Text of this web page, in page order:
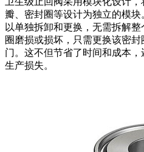
瓣、密封圈等设计为独立的模
以单独拆卸和更换，无需拆解
圈磨损或损坏，只需更换该密
门。这不但节省了时间和成本
生产损失。